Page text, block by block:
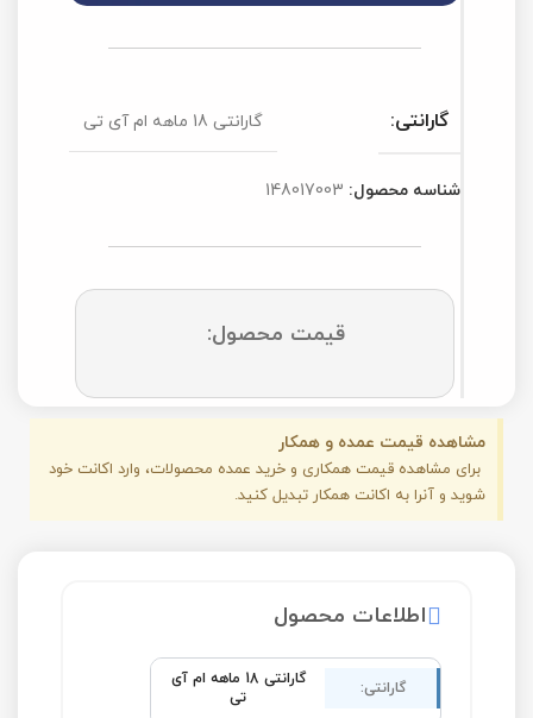
گارانتی: گارانتی 18 ماهه ام آی تی
شناسه محصول: 148017003
قیمت محصول:
مشاهده قیمت عمده و همکار
برای مشاهده قیمت همکاری و خرید عمده محصولات، وارد اکانت خود
شوید و آنرا به اکانت همکار تبدیل کنید.
اطلاعات محصول
گارانتی:
گارانتی 18 ماهه ام آی
تی